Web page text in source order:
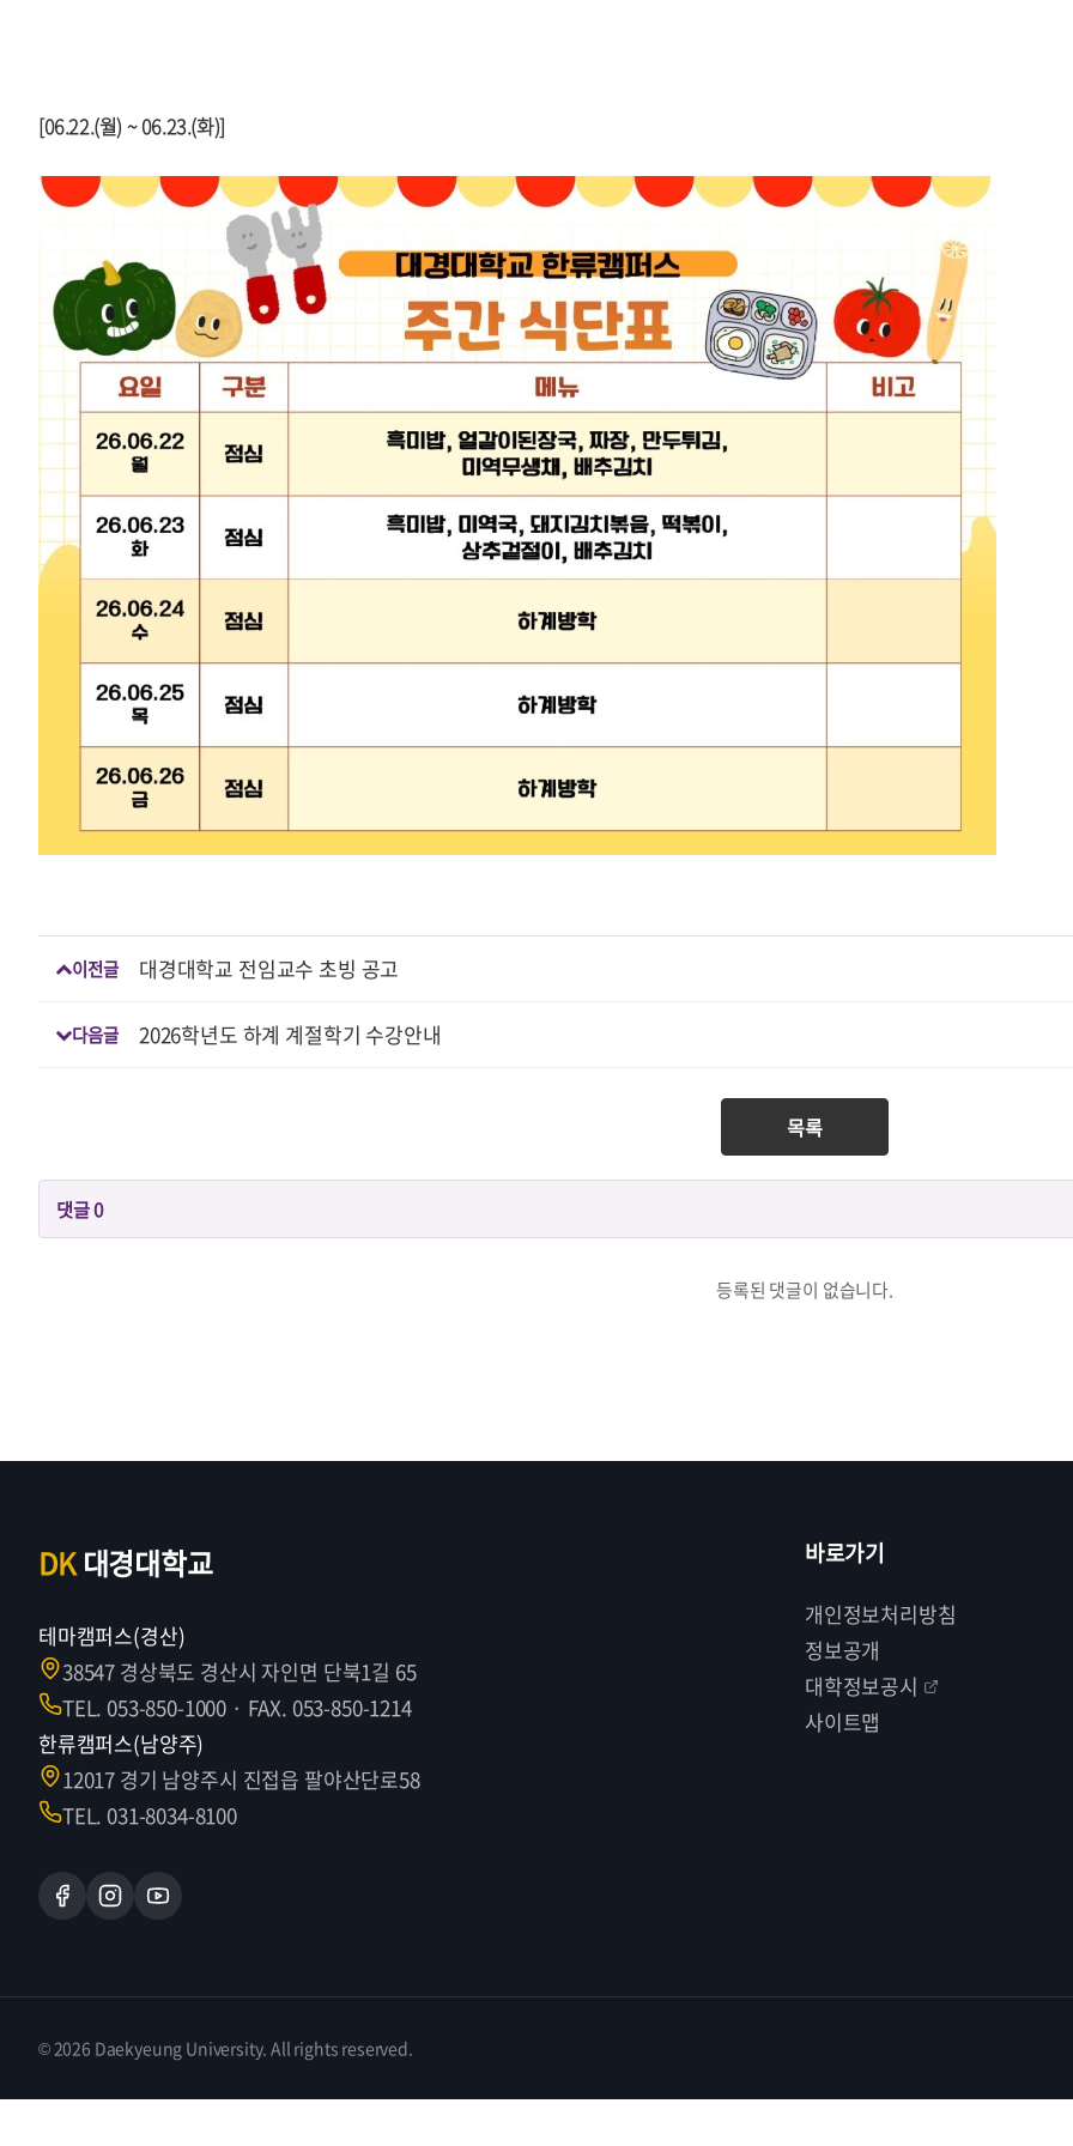
[06.22.(월) ~ 06.23.(화)]
이전글 대경대학교 전임교수 초빙 공고
다음글 2026학년도 하계 계절학기 수강안내
목록
댓글0
등록된 댓글이 없습니다.
DK대경대학교
테마캠퍼스(경산)
38547 경상북도 경산시 자인면 단북1길 65
TEL. 053-850-1000 · FAX. 053-850-1214
한류캠퍼스(남양주)
12017 경기 남양주시 진접읍 팔야산단로58
TEL. 031-8034-8100
바로가기
개인정보처리방침
정보공개
대학정보공시
사이트맵
© 2026 Daekyeung University. All rights reserved.